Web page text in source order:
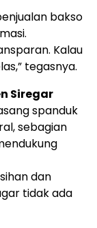
bakso
Kalau
tegasnya.
Siregar
spanduk
sebagian
dan
tidak ada